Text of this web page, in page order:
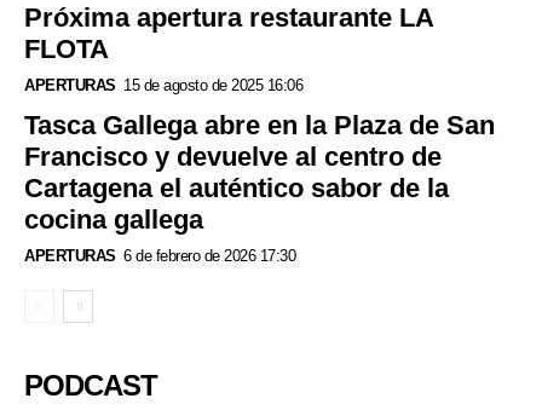
Próxima apertura restaurante LA
FLOTA
APERTURAS 15 de agosto de 2025 16:06
Tasca Gallega abre en la Plaza de San
Francisco y devuelve al centro de
Cartagena el auténtico sabor de la
cocina gallega
APERTURAS 6 de febrero de 2026 17:30
PODCAST